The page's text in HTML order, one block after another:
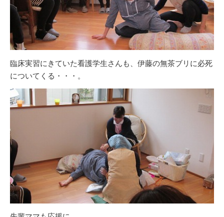
臨床実習にきていた看護学生さんも、伊藤の無茶ブリに必死
についてくる・・・。